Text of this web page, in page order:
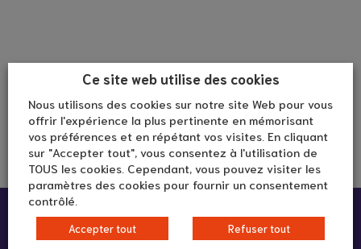
Infos pratiques :
Ce site web utilise des cookies
Nous utilisons des cookies sur notre site Web pour vous
offrir l'expérience la plus pertinente en mémorisant
vos préférences et en répétant vos visites. En cliquant
sur "Accepter tout", vous consentez à l'utilisation de
TOUS les cookies. Cependant, vous pouvez visiter les
paramètres des cookies pour fournir un consentement
contrôlé.
Accepter tout Refuser tout